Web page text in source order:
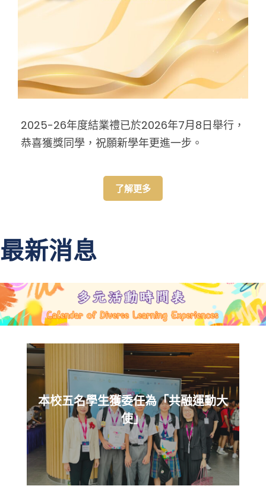
2025-26年度結業禮已於2026年7月8日舉行，
恭喜獲獎同學，祝願新學年更進一步。
了解更多
最新消息
本校五名學生獲委任為「共融運動大
使」